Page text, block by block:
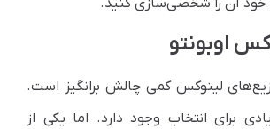
خود آن را شخصی‌سازی کنید.
اوبونتو
لینوکس کمی ‌‌چالش برانگیز است.
برای انتخاب وجود دارد. اما یکی از